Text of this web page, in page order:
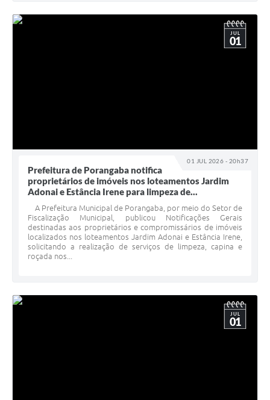
01 JUL 2026 - 20h37
JUL
01
Prefeitura de Porangaba notifica
proprietários de imóveis nos loteamentos Jardim
Adonai e Estância Irene para limpeza de...
A Prefeitura Municipal de Porangaba, por meio do Setor de
Fiscalização Municipal, publicou Notificações Gerais
destinadas aos proprietários e compromissários de imóveis
localizados nos loteamentos Jardim Adonai e Estância Irene,
solicitando a realização de serviços de limpeza, capina e
roçada nos...
JUL
01